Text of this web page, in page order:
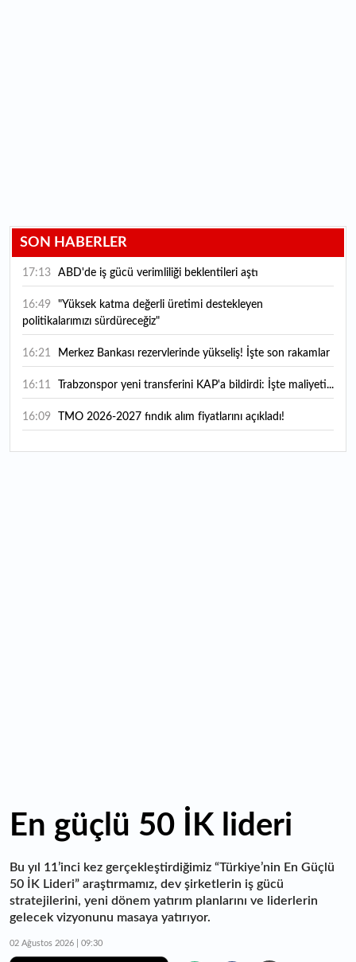
SON HABERLER
17:13 ABD'de iş gücü verimliliği beklentileri aştı
16:49
politikalarımızı sürdüreceğiz"
16:21 Merkez Bankası rezervlerinde yükseliş! İşte son rakamlar
16:11 Trabzonspor yeni transferini KAP'a bildirdi: İşte maliyeti...
16:09 TMO 2026-2027 fındık alım fiyatlarını açıkladı!
15:59 Bankacılık sektörünün toplam mevduatı geriledi
En güçlü 50 İK lideri
Bu yıl 11’inci kez gerçekleştirdiğimiz “Türkiye’nin En Güçlü
50 İK Lideri” araştırmamız, dev şirketlerin iş gücü
stratejilerini, yeni dönem yatırım planlarını ve liderlerin
gelecek vizyonunu masaya yatırıyor.
02 Ağustos 2026 | 09:30